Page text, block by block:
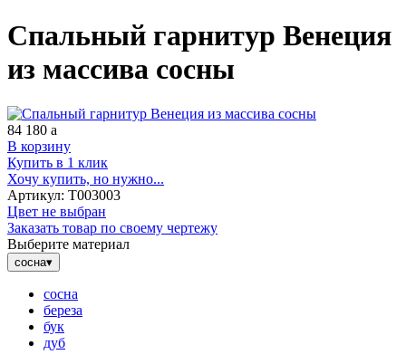
Спальный гарнитур Венеция
из массива сосны
84 180 a
В корзину
Купить в 1 клик
Хочу купить, но нужно...
Артикул: Т003003
Цвет не выбран
Заказать товар по своему чертежу
Выберите материал
сосна▾
сосна
береза
бук
дуб